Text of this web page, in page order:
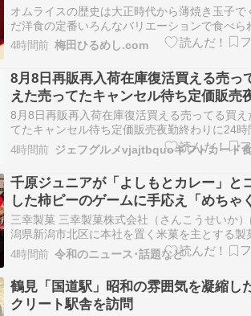
オムライスの歴史は大正時代から薄焼き玉子で
だ洋食の定番いろんなバリエーションで食べら
ムライスの歴史は四つの時代を渡ってきた料理
的なものから高級感のあるものまで…。でも基
肉のケチャップライスを薄く焼いた玉子で優し
で真ん中にケチャップを惜しみなくという…
4時間前 梅田ひるめし.com
8月8日再販再入荷在庫復活買える売っ
えた売ってたキャンセル待ち定価販売
わりに24時間営業の西友に行ったら、
エスカレーター前にベトナムが10人く
り込んで、ぺちゃくちゃうるさい〓 ド
貼ってあった。 転売ヤーだな、店内で
しｷﾀﾈ…( ･᷄ὢ･᷅ )
8月8日再販再入荷在庫復活買える売ってる買え
てたキャンセル待ち定価販売夜勤終わりに24時
の西友に行ったら、店内のエスカレーター前に
ムが10人くらい座り込んで、ぺちゃくちゃうる
ドラゴンボールカードの販売は9時からって張
ってあった。 転売ヤーだな、…
4時間前
千原ジュニアが「よしもとカレー」と
した柿ピーのゲームに手応え「めちゃ
盛り上がる」
三幸製菓 三幸製菓株式会社（さんこうせいか
潟県新潟市北区に本社を置く米菓を主とする製
社。あられ・おかき・煎餅やかりんとうの製造
を行っている。 米菓を主力商品とする菓子製
で、日本国内における米菓市場においては亀田
次いで二番手である。最大手の亀田製菓、…
4時間前 令和のニュース･話題など
鶴見「国道駅」昭和の雰囲気を凝縮し
クリート駅舎を訪問